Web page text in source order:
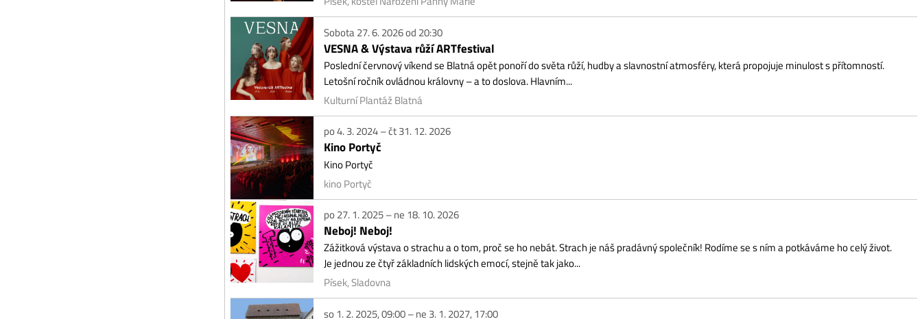
Poslední červnový víkend se Blatná opět ponoří do světa růží, hudby a slavnostní atmosféry, která propojuje minulost s přítomností.
Letošní ročník ovládnou královny – a to doslova. Hlavním...
Kulturní Plantáž Blatná
po 4. 3. 2024 – čt 31. 12. 2026
Kino Portyč
Kino Portyč
kino Portyč
po 27. 1. 2025 – ne 18. 10. 2026
Neboj! Neboj!
Zážitková výstava o strachu a o tom, proč se ho nebát. Strach je náš pradávný společník! Rodíme se s ním a potkáváme ho celý život.
Je jednou ze čtyř základních lidských emocí, stejně tak jako...
Písek, Sladovna
so 1. 2. 2025, 09:00 – ne 3. 1. 2027, 17:00
Prácheňské muzeum v Písku
Expozice Prácheňského muzea v Písku – to je uvnitř píseckého hradu ukrytá historie, umění, architektura, příroda, živé ryby, geologie,
archeologie a ještě mnoho a mnoho dalšího...
Prácheňské muzeum v Písku